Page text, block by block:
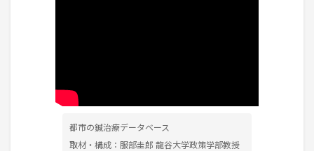
都市の鍼治療データベース
取材・構成：服部圭郎 龍谷大学政策学部教授